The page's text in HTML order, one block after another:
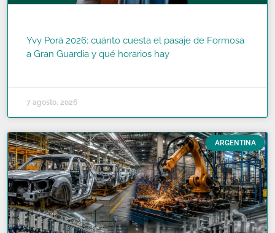
Yvy Porá 2026: cuánto cuesta el pasaje de Formosa
a Gran Guardia y qué horarios hay
7 agosto, 2026
ARGENTINA